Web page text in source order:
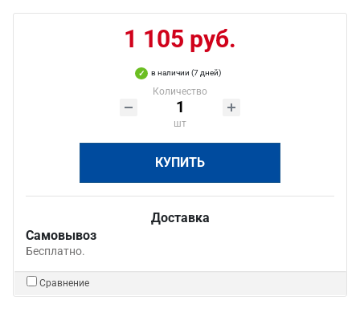
1 105 руб.
в наличии (7 дней)
Количество
шт
КУПИТЬ
Доставка
Самовывоз
Бесплатно.
Сравнение